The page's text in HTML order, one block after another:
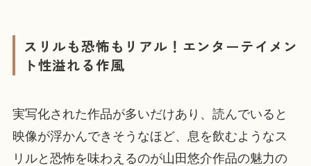
スリルも恐怖もリアル！エンターテイメン
ト性溢れる作風
実写化された作品が多いだけあり、読んでいると
映像が浮かんできそうなほど、息を飲むようなス
リルと恐怖を味わえるのが山田悠介作品の魅力の